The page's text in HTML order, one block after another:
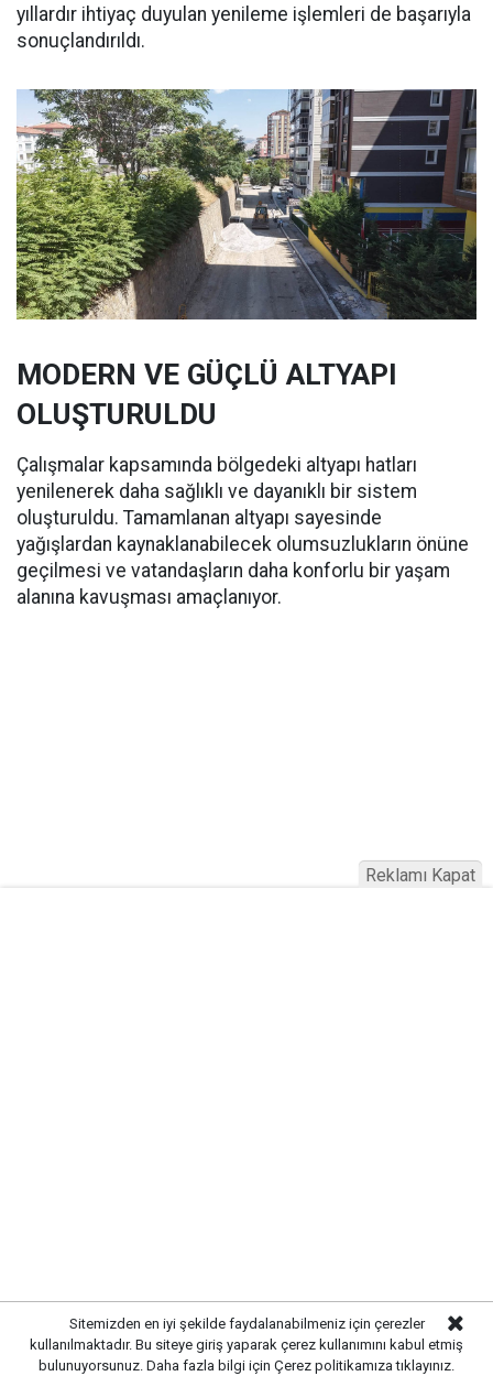
yıllardır ihtiyaç duyulan yenileme işlemleri de başarıyla
sonuçlandırıldı.
MODERN VE GÜÇLÜ ALTYAPI
OLUŞTURULDU
Çalışmalar kapsamında bölgedeki altyapı hatları
yenilenerek daha sağlıklı ve dayanıklı bir sistem
oluşturuldu. Tamamlanan altyapı sayesinde
yağışlardan kaynaklanabilecek olumsuzlukların önüne
geçilmesi ve vatandaşların daha konforlu bir yaşam
alanına kavuşması amaçlanıyor.
ekipler, üstyapı çalışmalarına hazırlanıyor. Yol
yenileme, kaldırım düzenlemeleri ve çevre düzenleme
çalışmalarıyla birlikte sokağın modern bir görünüme
Sitemizden en iyi şekilde faydalanabilmeniz için çerezler
kullanılmaktadır. Bu siteye giriş yaparak çerez kullanımını kabul etmiş
bulunuyorsunuz. Daha fazla bilgi için Çerez politikamıza tıklayınız.
Reklamı Kapat